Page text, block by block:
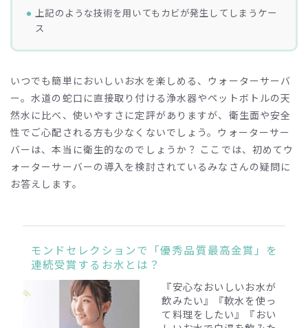
上記のような技術を用いてもカビが発生してしまうケー
ス
いつでも簡単においしいお水を楽しめる、ウォーターサーバ
ー。水道の蛇口に直接取り付ける浄水器やペットボトルの天
然水に比べ、使いやすさに定評がありますが、衛生面や安全
性でご心配される方も少なくないでしょう。ウォーターサー
バーは、本当に衛生的なのでしょうか？ ここでは、初めてウ
ォーターサーバーの導入を検討されているみなさんの疑問に
お答えします。
モンドセレクションで「優秀品質最高金賞」を
連続受賞するお水とは？
『安心なおいしいお水が
飲みたい』『軟水を使っ
て料理をしたい』『おい